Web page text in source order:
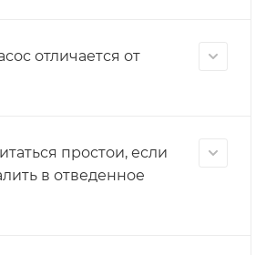
отличается от
простои, если
в отведенное